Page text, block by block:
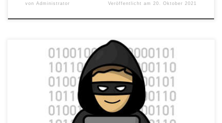
von Administrator Veröffentlicht am 20. Oktober 2021
Eigentlich hörte sich die Idee anfangs gut an: Leichtbaumaterialien
auf Basis sechseckiger Waben, die aus behandeltem Papier
hergestellt, den Markt für Baustoffe quasi revolutionieren sollten.
Schließlich war das Material mindestens so stabil wie Carbon oder
Aluminium, dabei aber wesentlich leichter und – vor allen anderen